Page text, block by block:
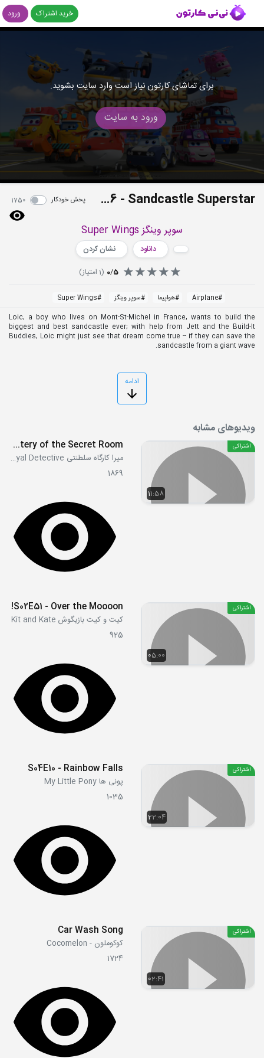
خرید اشتراک ورود
برای تماشای کارتون نیاز است وارد سایت بشوید.
ورود به سایت
S03E16 - Sandcastle Superstar پخش خودکار 1750
سوپر وینگز Super Wings
دانلود
نشان کردن
0/5
(
1 امتیاز)
#
Airplane
#هواپیما #سوپر وینگز #
Super Wings
Loic, a boy who lives on Mont-St-Michel in France, wants to build the
biggest and best sandcastle ever; with help from Jett and the Build-It
Buddies, Loic might just see that dream come true -- if they can save the
sandcastle from a giant wave.
ادامه
ویدیوهای مشابه
11:58
اشتراکی S01E15a - The Mystery of the Secret Room
میرا کارگاه سلطنتی Mira, Royal Detective
1869
05:00
اشتراکی S02E51 - Over the Moooon!
کیت و کیت بازیگوش Kit and Kate
925
22:04
اشتراکی S04E10 - Rainbow Falls
پونی ها My Little Pony
1035
02:41
اشتراکی Car Wash Song
کوکوملون - Cocomelon
1724